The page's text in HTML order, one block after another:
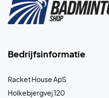
Bedrijfsinformatie
Racket House ApS
Holkebjergvej 120